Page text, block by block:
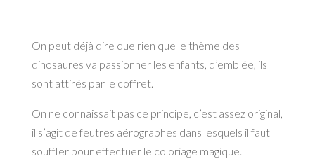
On peut déjà dire que rien que le thème des
dinosaures va passionner les enfants, d’emblée, ils
sont attirés par le coffret.
On ne connaissait pas ce principe, c’est assez original,
il s’agit de feutres aérographes dans lesquels il faut
souffler pour effectuer le coloriage magique.